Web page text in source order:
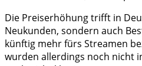
Die Preiserhöhung trifft in
Neukunden, sondern auch
künftig mehr fürs Streamen
wurden allerdings noch nicht